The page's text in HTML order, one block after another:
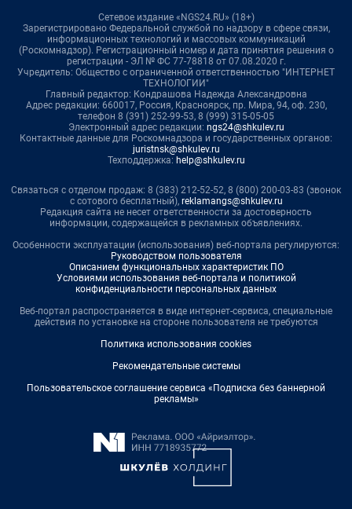
Сетевое издание «NGS24.RU» (18+)
Зарегистрировано Федеральной службой по надзору в сфере связи,
информационных технологий и массовых коммуникаций
(Роскомнадзор). Регистрационный номер и дата принятия решения о
регистрации - ЭЛ № ФС 77-78818 от 07.08.2020 г.
Учредитель: Общество с ограниченной ответственностью "ИНТЕРНЕТ
ТЕХНОЛОГИИ"
Главный редактор: Кондрашова Надежда Александровна
Адрес редакции: 660017, Россия, Красноярск, пр. Мира, 94, оф. 230,
телефон 8 (391) 252-99-53, 8 (999) 315-05-05
Электронный адрес редакции: ngs24@shkulev.ru
Контактные данные для Роскомнадзора и государственных органов:
juristnsk@shkulev.ru
Техподдержка: help@shkulev.ru
Связаться с отделом продаж: 8 (383) 212-52-52, 8 (800) 200-03-83 (звонок
с сотового бесплатный), reklamangs@shkulev.ru
Редакция сайта не несет ответственности за достоверность
информации, содержащейся в рекламных объявлениях.
Особенности эксплуатации (использования) веб-портала регулируются:
Руководством пользователя
Описанием функциональных характеристик ПО
Условиями использования веб-портала и политикой
конфиденциальности персональных данных
Веб-портал распространяется в виде интернет-сервиса, специальные
действия по установке на стороне пользователя не требуются
Политика использования cookies
Рекомендательные системы
Пользовательское соглашение сервиса «Подписка без баннерной
рекламы»